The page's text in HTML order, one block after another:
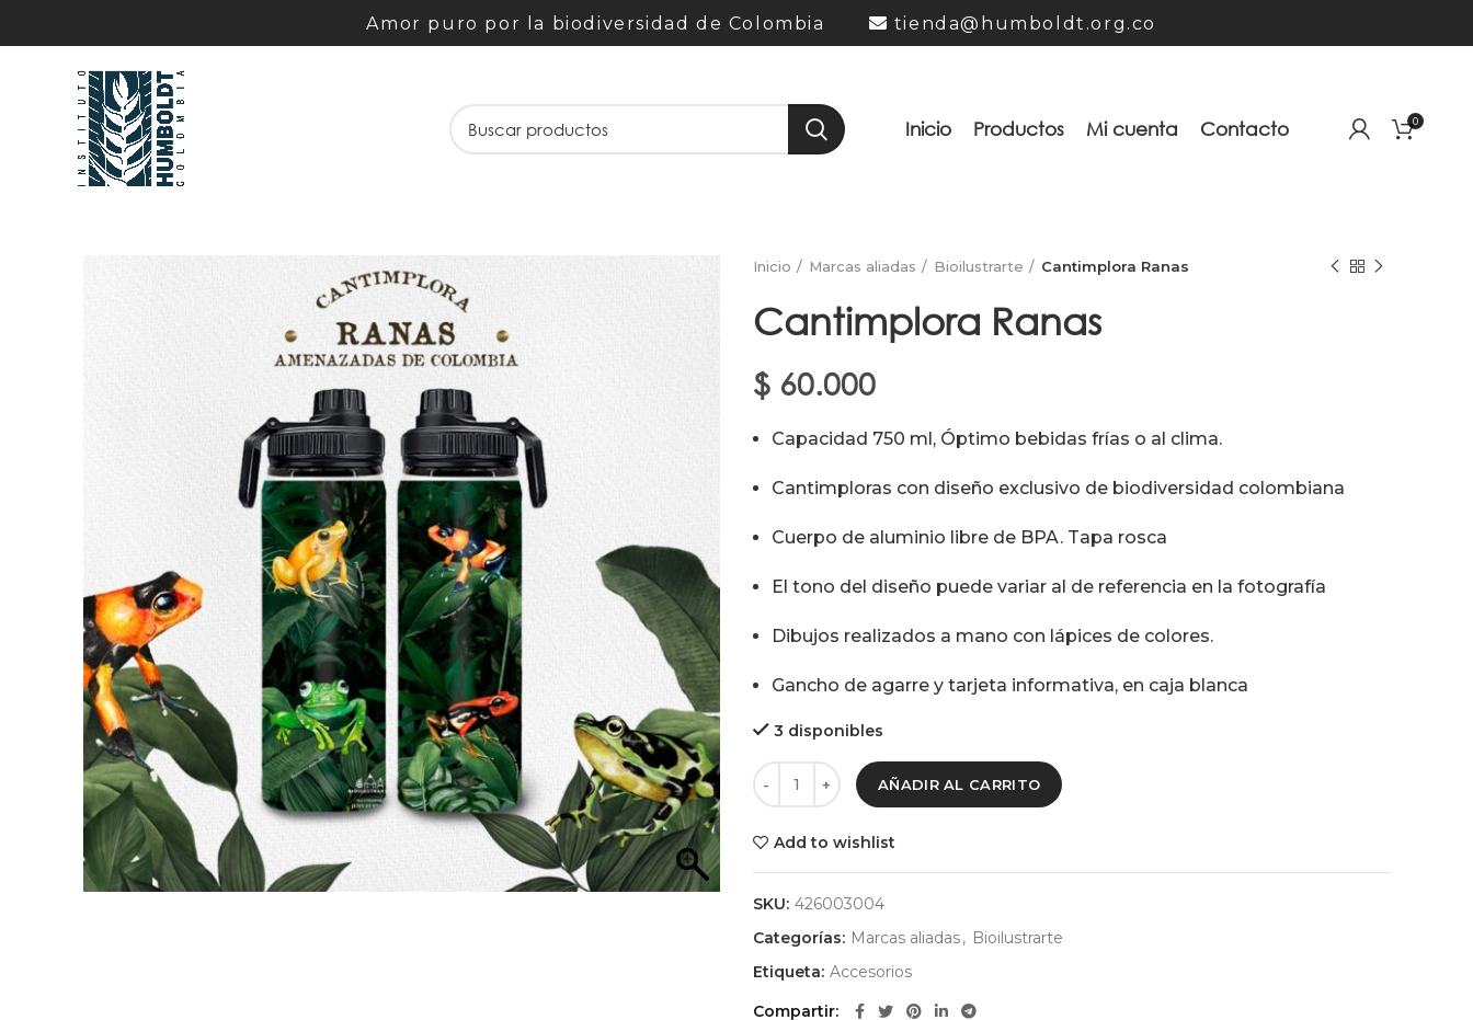
Amor puro por la biodiversidad de Colombia tienda@humboldt.org.co
Inicio Productos Mi cuenta Contacto 0
Inicio Marcas aliadas Bioilustrarte Cantimplora Ranas
Cantimplora Ranas
$ 60.000
Capacidad 750 ml, Óptimo bebidas frías o al clima.
Cantimploras con diseño exclusivo de biodiversidad colombiana
Cuerpo de aluminio libre de BPA. Tapa rosca
El tono del diseño puede variar al de referencia en la fotografía
Dibujos realizados a mano con lápices de colores.
Gancho de agarre y tarjeta informativa, en caja blanca
3 disponibles
AÑADIR AL CARRITO
Add to wishlist
SKU: 426003004
Categorías: Marcas aliadas, Bioilustrarte
Etiqueta: Accesorios
Compartir